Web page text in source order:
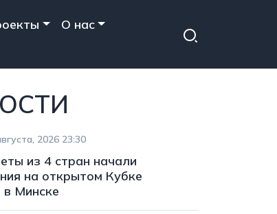
О нас
2026 23:30
из 4 стран начали
на открытом Кубке
в Минске